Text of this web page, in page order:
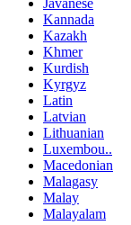
Kannada
Kazakh
Khmer
Kurdish
Kyrgyz
Latin
Latvian
Lithuanian
Luxembou..
Macedonian
Malagasy
Malay
Malayalam